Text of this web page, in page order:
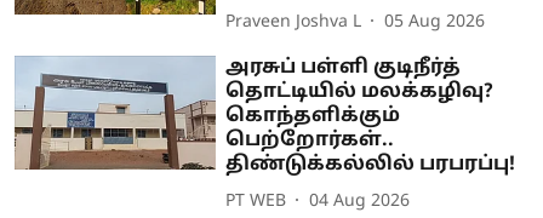
Praveen Joshva L 05 Aug 2026
அரசுப் பள்ளி குடிநீர்த்
தொட்டியில் மலக்கழிவு?
கொந்தளிக்கும்
பெற்றோர்கள்..
திண்டுக்கல்லில் பரபரப்பு!
PT WEB 04 Aug 2026